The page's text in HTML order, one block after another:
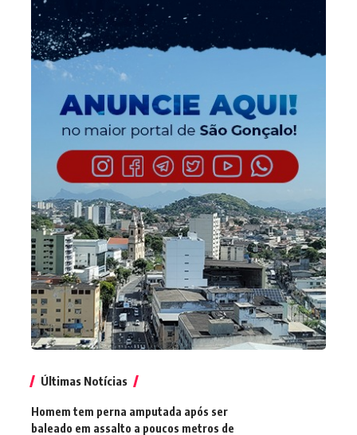
Últimas Notícias
Homem tem perna amputada após ser
baleado em assalto a poucos metros de